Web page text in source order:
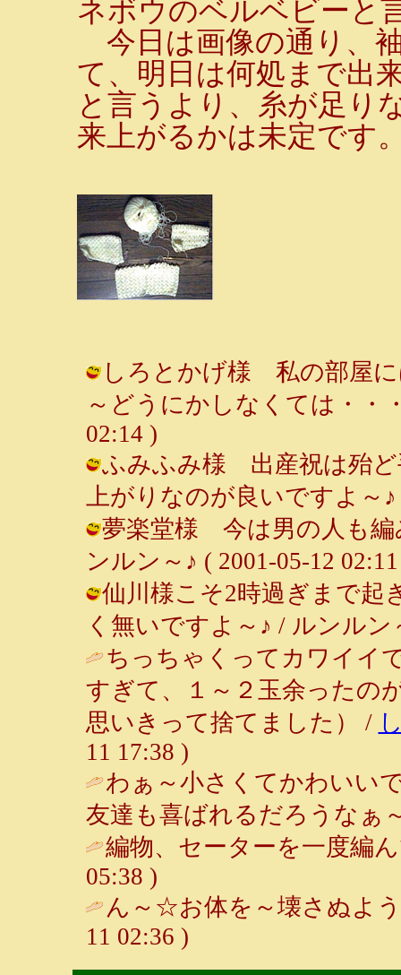
ネボウのベルベビーと
今日は画像の通り、
て、明日は何処まで出
と言うより、糸が足り
来上がるかは未定です
しろとかげ様 私の部屋に
～どうにかしなくては・・
02:14 )
ふみふみ様 出産祝は殆ど
上がりなのが良いですよ～
夢楽堂様 今は男の人も編
ンルン～♪ ( 2001-05-12
仙川様こそ2時過ぎまで起
く無いですよ～♪ / ルンルン
ちっちゃくってカワイイ
すぎて、１～２玉余ったの
思いきって捨てました） /
11 17:38 )
わぁ～小さくてかわいい
友達も喜ばれるだろうなぁ
編物、セーターを一度編
05:38 )
ん～☆お体を～壊さぬよ
11 02:36 )